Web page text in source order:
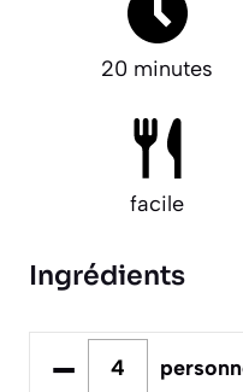
20 minutes
facile
Ingrédients
–